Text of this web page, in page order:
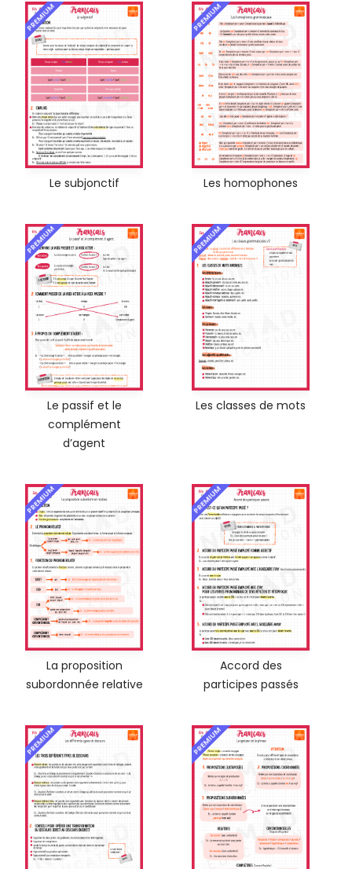
PREMIUM
Le subjonctif
PREMIUM
Les homophones
PREMIUM
Le passif et le
complément
d’agent
PREMIUM
Les classes de mots
PREMIUM
La proposition
subordonnée relative
PREMIUM
Accord des
participes passés
PREMIUM PREMIUM